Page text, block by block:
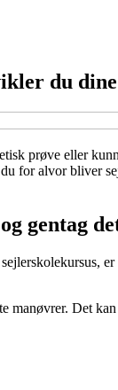
du
prøve eller
for alvor bliver
gentag
manøvrer. Det